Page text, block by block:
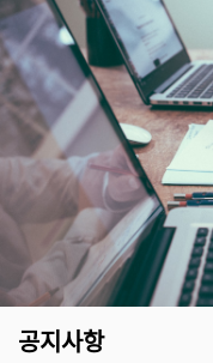
공지사항